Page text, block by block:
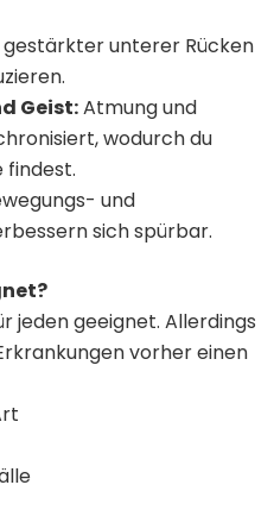
gestärkter unterer Rücken
Geist:Atmung und
wodurch du
findest.
und
sich spürbar.
jeden geeignet. Allerdings
vorher einen